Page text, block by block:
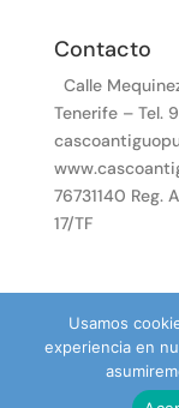
Contacto
Calle
Tenerife – Tel.
76731140 Reg.
17/TF
Usamos
experiencia en